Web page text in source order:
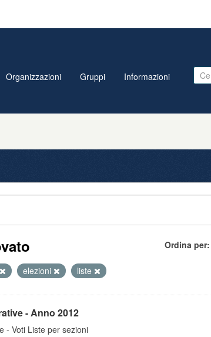
Organizzazioni Gruppi Informazioni
Ordina per
elezioni liste
- Anno 2012
- Voti Liste per sezioni